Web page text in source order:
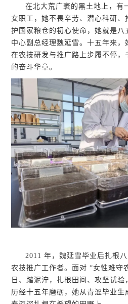
在北大荒广袤的黑土地上，有
女职工，她不畏辛劳、潜心科研、
护国家粮仓的初心使命，她就是八
中心副总经理魏延雪。十五年来，
在农技研发与推广路上步履不停，
的奋斗华章。
2011 年，魏延雪毕业后扎根
农技推广工作者。面对 “女性难守
日、踏泥泞，扎根田间、攻坚试验
历经十五年磨砺，她从青涩毕业生